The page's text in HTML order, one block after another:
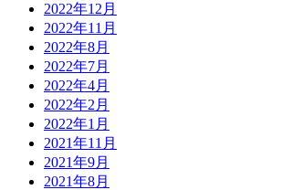
2022年12月
2022年11月
2022年8月
2022年7月
2022年4月
2022年2月
2022年1月
2021年11月
2021年9月
2021年8月